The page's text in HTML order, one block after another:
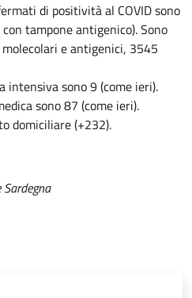
di positività al COVID sono
tampone antigenico). Sono
e antigenici, 3545
sono 9 (come ieri).
sono 87 (come ieri).
domiciliare (+232).